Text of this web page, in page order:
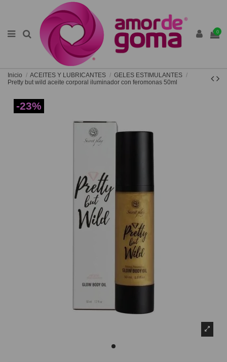
0
Inicio ACEITES Y LUBRICANTES
GELES ESTIMULANTES
Pretty but wild aceite corporal iluminador con feromonas 50ml
-23%